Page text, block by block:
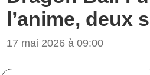
l’anime, deux
17 mai 2026 à 09:00